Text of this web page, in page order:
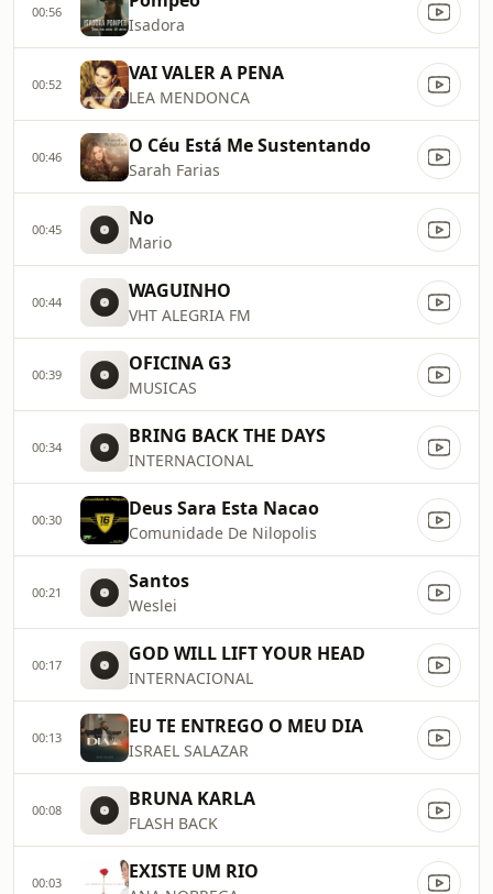
00:56
Isadora
00:52 VAI VALER A PENA
LEA MENDONCA
00:46 O Céu Está Me Sustentando
Sarah Farias
00:45 No
Mario
00:44 WAGUINHO
VHT ALEGRIA FM
00:39 OFICINA G3
MUSICAS
00:34 BRING BACK THE DAYS
INTERNACIONAL
00:30 Deus Sara Esta Nacao
Comunidade De Nilopolis
00:21 Santos
Weslei
00:17 GOD WILL LIFT YOUR HEAD
INTERNACIONAL
00:13 EU TE ENTREGO O MEU DIA
ISRAEL SALAZAR
00:08 BRUNA KARLA
FLASH BACK
00:03 EXISTE UM RIO